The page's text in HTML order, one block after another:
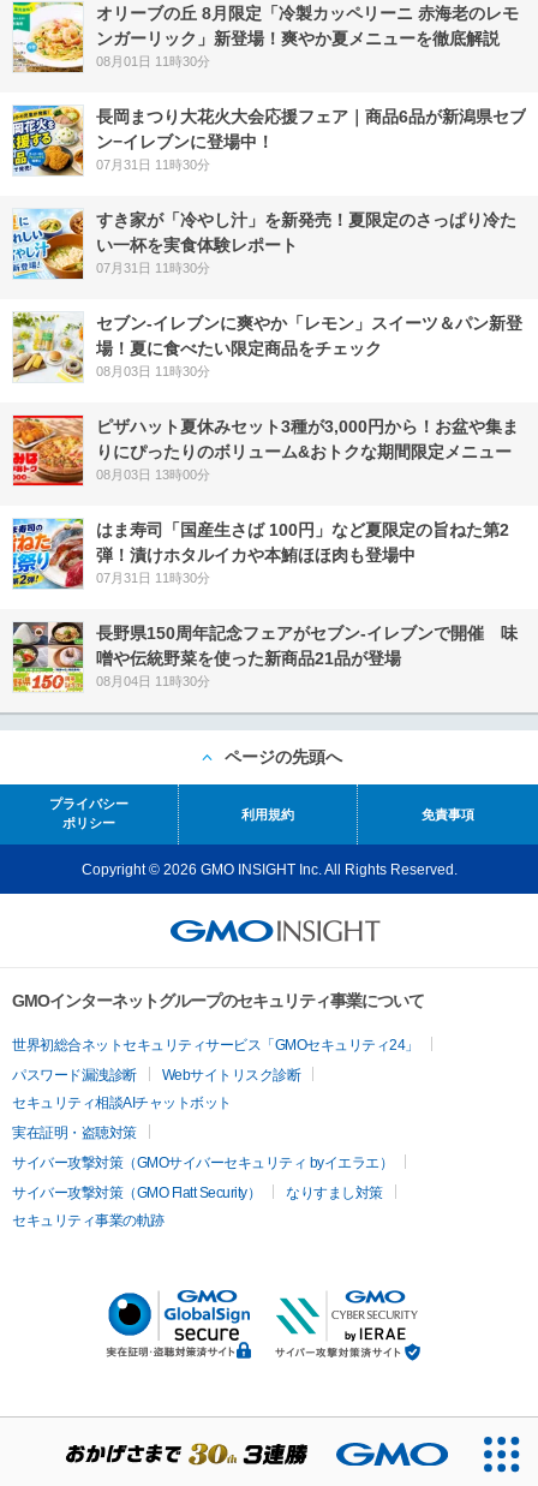
オリーブの丘 8月限定「冷製カッペリーニ 赤海老のレモ
ンガーリック」新登場！爽やか夏メニューを徹底解説
08月01日 11時30分
長岡まつり大花火大会応援フェア｜商品6品が新潟県セブ
ン−イレブンに登場中！
07月31日 11時30分
すき家が「冷やし汁」を新発売！夏限定のさっぱり冷た
い一杯を実食体験レポート
07月31日 11時30分
セブン‐イレブンに爽やか「レモン」スイーツ＆パン新登
場！夏に食べたい限定商品をチェック
08月03日 11時30分
ピザハット夏休みセット3種が3,000円から！お盆や集ま
りにぴったりのボリューム&おトクな期間限定メニュー
08月03日 13時00分
はま寿司「国産生さば 100円」など夏限定の旨ねた第2
弾！漬けホタルイカや本鮪ほほ肉も登場中
07月31日 11時30分
長野県150周年記念フェアがセブン-イレブンで開催 味
噌や伝統野菜を使った新商品21品が登場
08月04日 11時30分
ページの先頭へ
プライバシー
ポリシー
利用規約 免責事項
Copyright © 2026 GMO INSIGHT Inc. All Rights Reserved.
GMOインターネットグループのセキュリティ事業について
世界初総合ネットセキュリティサービス「GMOセキュリティ24」
パスワード漏洩診断
Webサイトリスク診断
セキュリティ相談AIチャットボット
実在証明・盗聴対策
サイバー攻撃対策（GMOサイバーセキュリティ byイエラエ）
サイバー攻撃対策（GMO Flatt Security）
なりすまし対策
セキュリティ事業の軌跡